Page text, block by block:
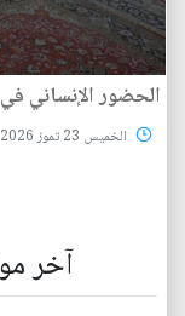
الحضور الإنساني
الخميس 23 تموز 2026
آخر